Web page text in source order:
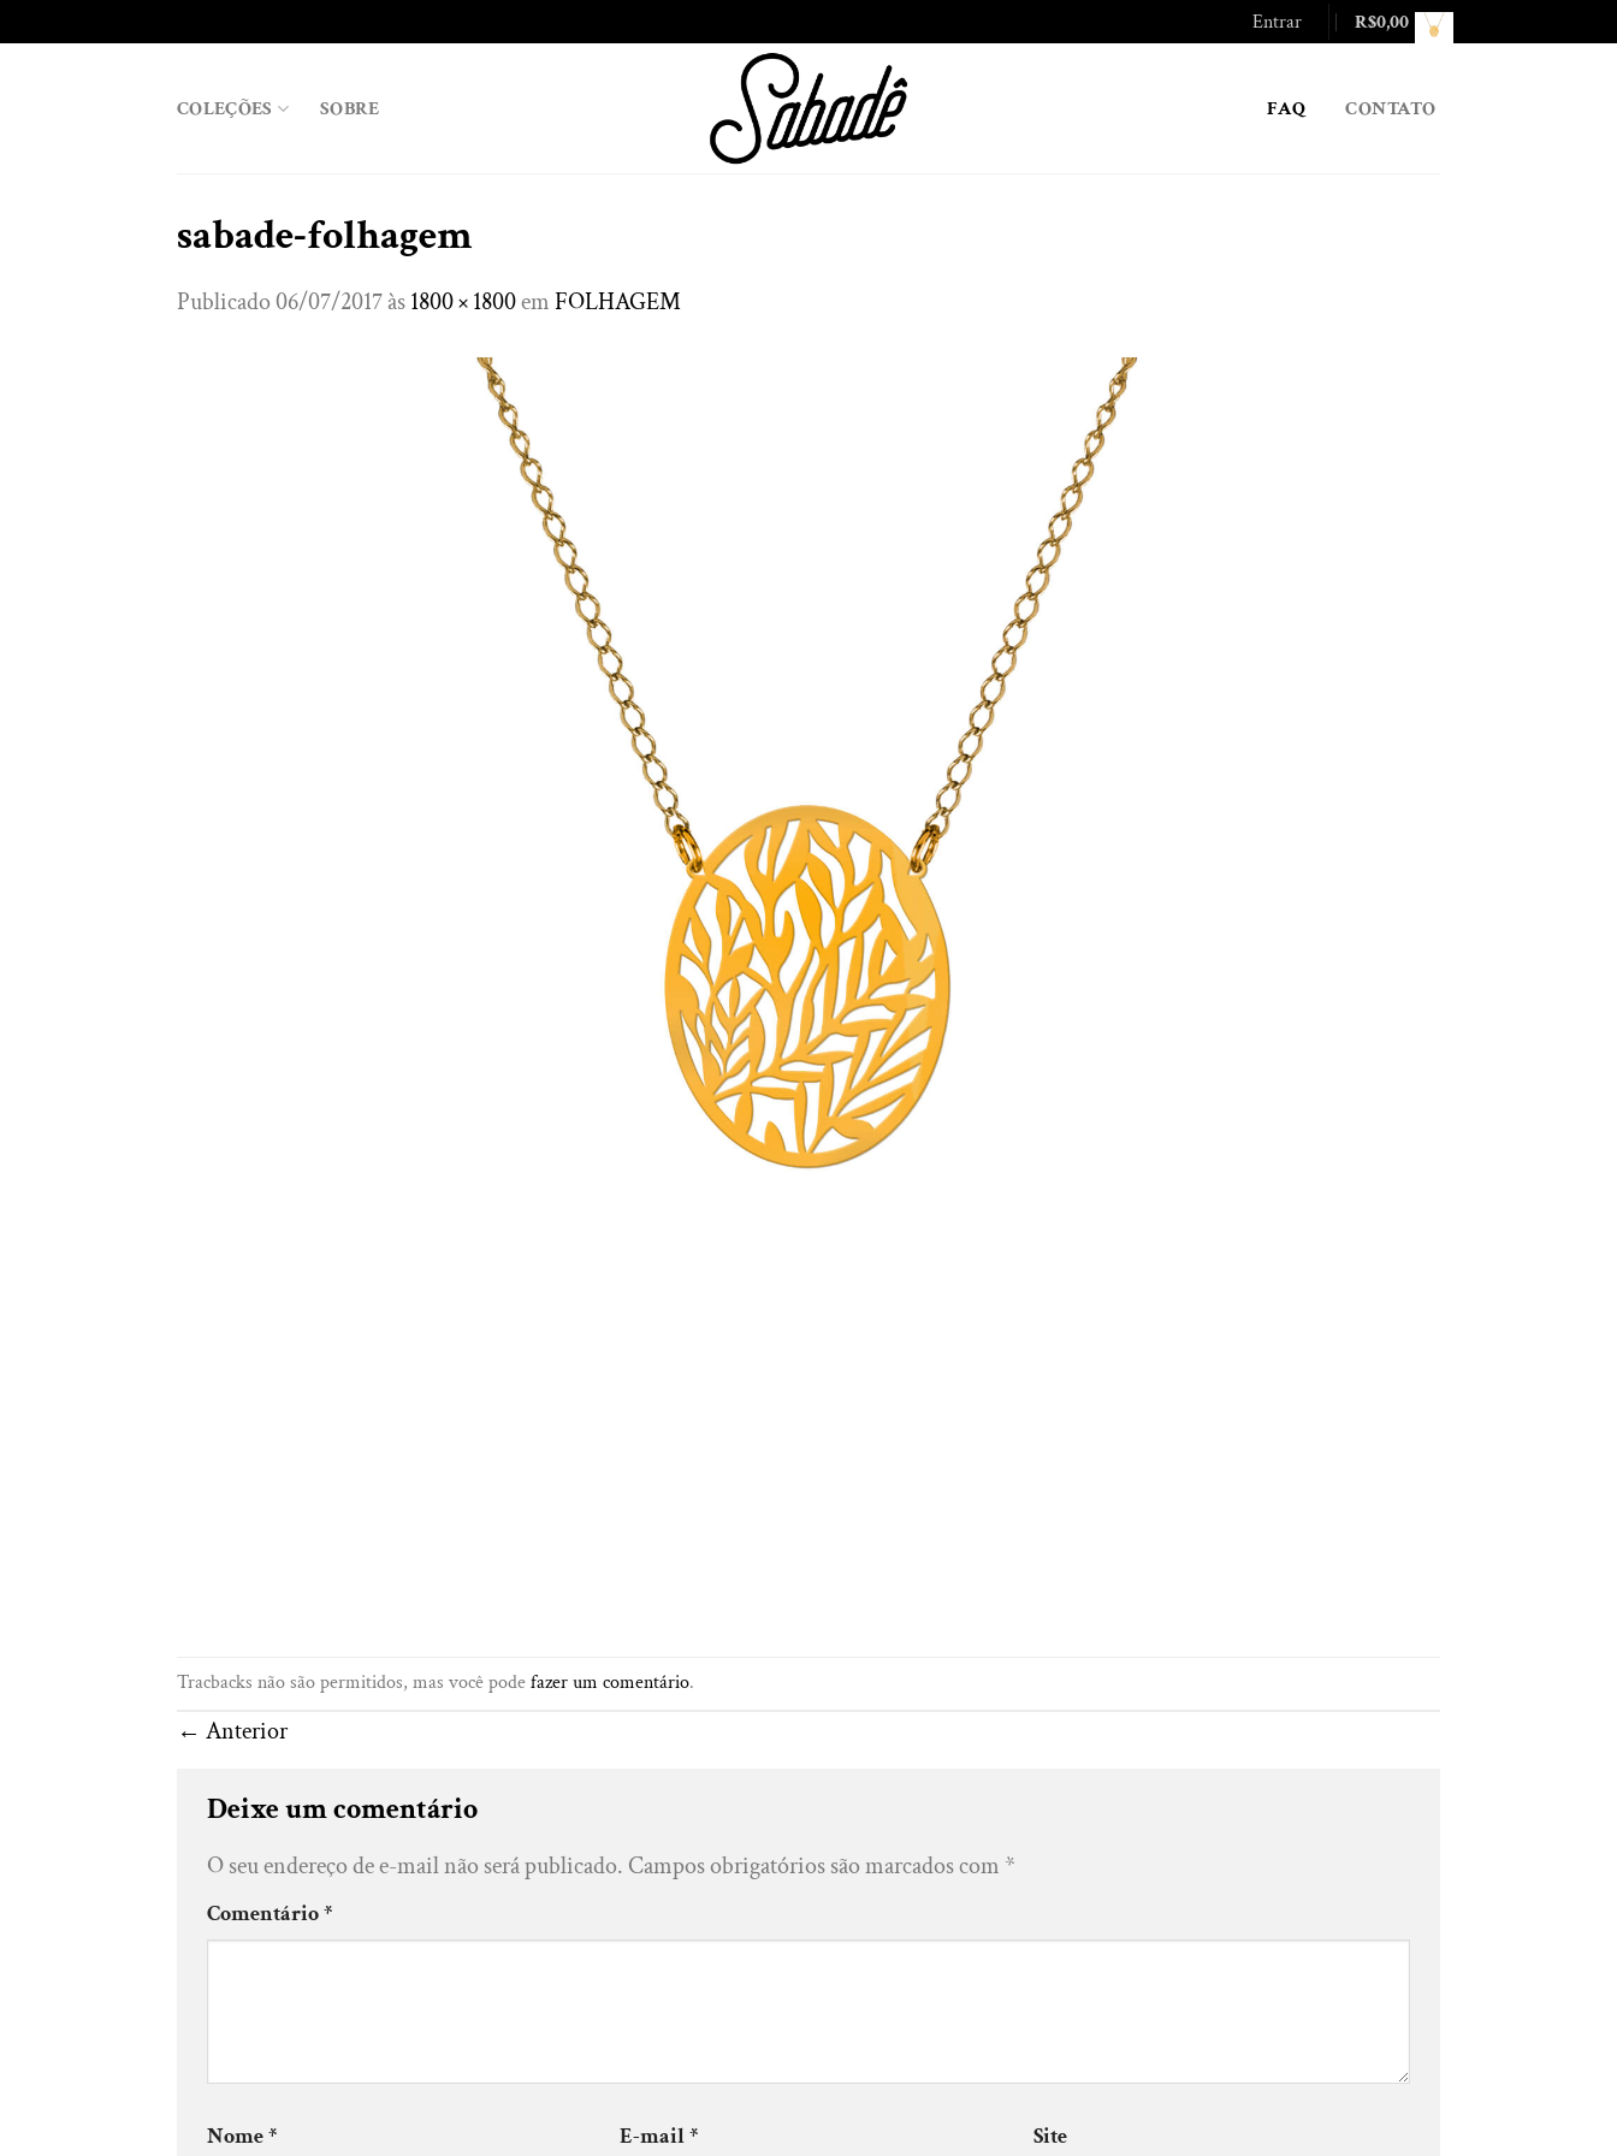
Entrar R$0,00
COLEÇÕES SOBRE FAQ CONTATO
sabade-folhagem
Publicado06/07/2017às1800 × 1800emFOLHAGEM
Tracbacks não são permitidos, mas você podefazer um comentário.
← Anterior
Deixe um comentário
O seu endereço de e-mail não será publicado. Campos obrigatórios são marcados com *
Comentário*
Nome* E-mail* Site